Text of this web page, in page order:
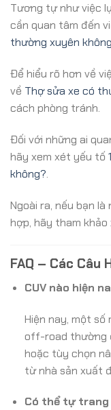
Tương tự như việc
cần quan tâm đến
thường xuyên
Để hiểu rõ hơn về
về Thợ sửa xe có
cách phòng tránh.
Đối với những ai
hãy xem xét yếu tố
không?.
Ngoài ra, nếu bạn
hợp, hãy tham khảo
FAQ – Các Câu
CUV nào hiện
Hiện nay, một số
off-road thường
hoặc tùy chọn
từ nhà sản xuất
Có thể tự trang